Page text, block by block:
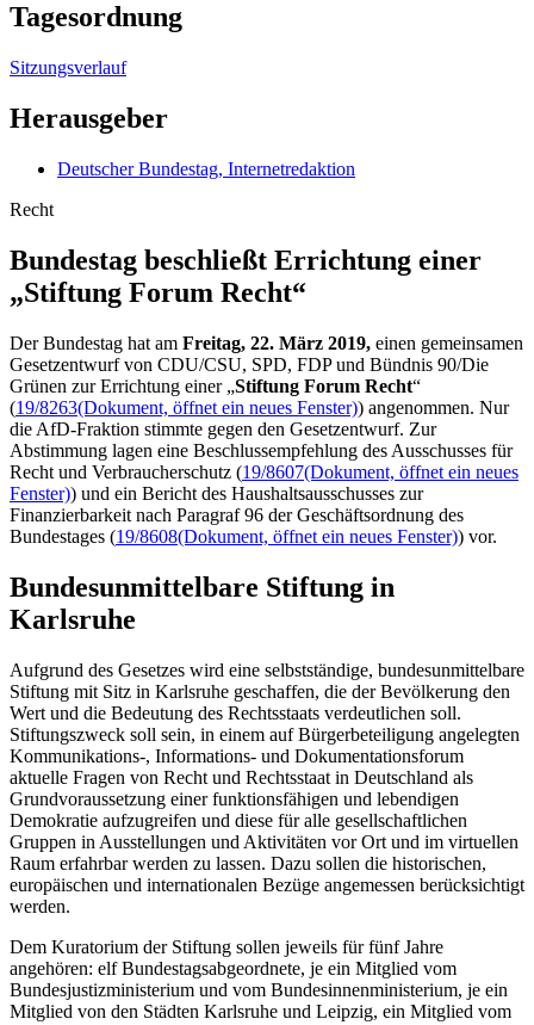
Tagesordnung
Sitzungsverlauf
Herausgeber
Deutscher Bundestag, Internetredaktion
Recht
Bundestag beschließt Errichtung einer
„Stiftung Forum Recht“
Der Bundestag hat am Freitag, 22. März 2019, einen gemeinsamen
Gesetzentwurf von CDU/CSU, SPD, FDP und Bündnis 90/Die
Grünen zur Errichtung einer „Stiftung Forum Recht“
(19/8263(Dokument, öffnet ein neues Fenster)) angenommen. Nur
die AfD-Fraktion stimmte gegen den Gesetzentwurf. Zur
Abstimmung lagen eine Beschlussempfehlung des Ausschusses für
Recht und Verbraucherschutz (19/8607(Dokument, öffnet ein neues
Fenster)) und ein Bericht des Haushaltsausschusses zur
Finanzierbarkeit nach Paragraf 96 der Geschäftsordnung des
Bundestages (19/8608(Dokument, öffnet ein neues Fenster)) vor.
Bundesunmittelbare Stiftung in
Karlsruhe
Aufgrund des Gesetzes wird eine selbstständige, bundesunmittelbare
Stiftung mit Sitz in Karlsruhe geschaffen, die der Bevölkerung den
Wert und die Bedeutung des Rechtsstaats verdeutlichen soll.
Stiftungszweck soll sein, in einem auf Bürgerbeteiligung angelegten
Kommunikations-, Informations- und Dokumentationsforum
aktuelle Fragen von Recht und Rechtsstaat in Deutschland als
Grundvoraussetzung einer funktionsfähigen und lebendigen
Demokratie aufzugreifen und diese für alle gesellschaftlichen
Gruppen in Ausstellungen und Aktivitäten vor Ort und im virtuellen
Raum erfahrbar werden zu lassen. Dazu sollen die historischen,
europäischen und internationalen Bezüge angemessen berücksichtigt
werden.
Dem Kuratorium der Stiftung sollen jeweils für fünf Jahre
angehören: elf Bundestagsabgeordnete, je ein Mitglied vom
Bundesjustizministerium und vom Bundesinnenministerium, je ein
Mitglied von den Städten Karlsruhe und Leipzig, ein Mitglied vom